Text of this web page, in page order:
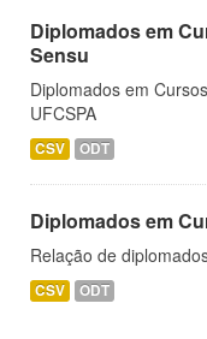
Diplomados em
Sensu
Diplomados em
UFCSPA
CSV ODT
Diplomados em
Relação de
CSV ODT